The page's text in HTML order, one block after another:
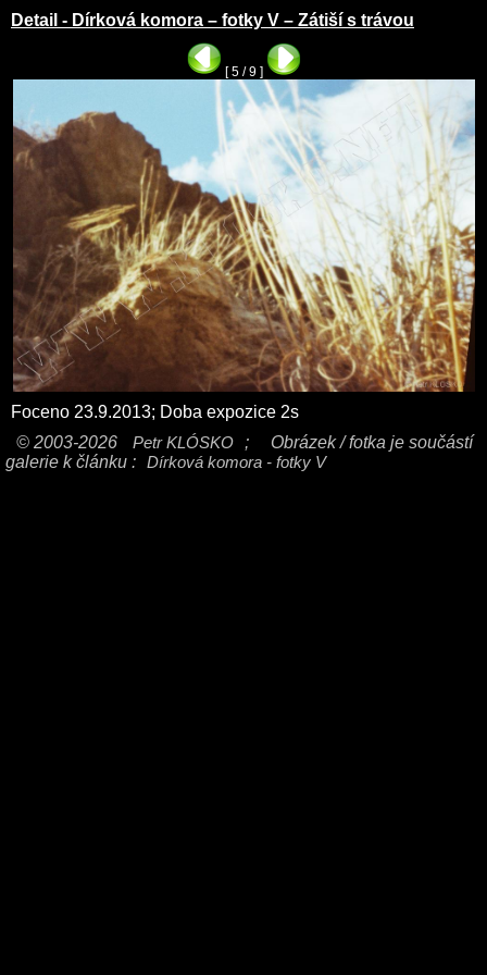
Detail - Dírková komora – fotky V – Zátiší s trávou
[ 5 / 9 ]
Foceno 23.9.2013; Doba expozice 2s
© 2003-2026
Petr KLÓSKO ;
Obrázek / fotka je součástí
galerie k článku : Dírková komora - fotky V